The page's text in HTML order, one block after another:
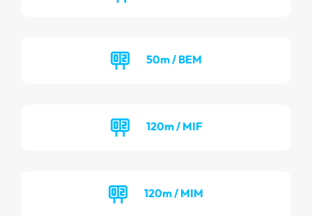
50m / BEM
120m / MIF
120m / MIM